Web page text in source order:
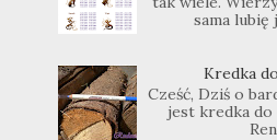
sama lubię
Kredka
Cześć, Dziś o
jest kredka